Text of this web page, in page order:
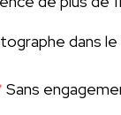
dans
Sans